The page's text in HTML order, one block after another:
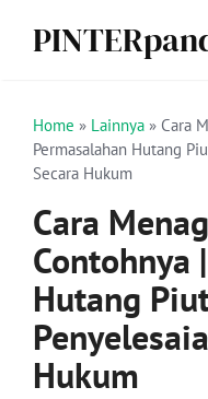
Home » Lainnya » Cara
Permasalahan Hutang
Secara Hukum
Cara
Contohnya
Hutang
Hukum